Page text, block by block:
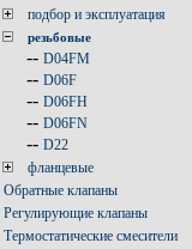
подбор и эксплуатация
резьбовые
-- D04FM
-- D06F
-- D06FH
-- D06FN
-- D22
фланцевые
Обратные клапаны
Регулирующие клапаны
Термостатические смесители